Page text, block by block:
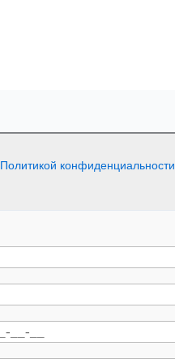
Политикой конфиденциальности